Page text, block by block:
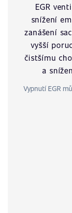
EGR
snížení
zanášení
vyšší
čistšímu
a
Vypnutí EGR